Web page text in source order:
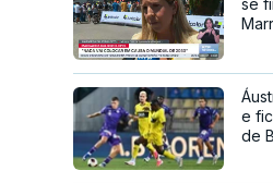
se
e
de